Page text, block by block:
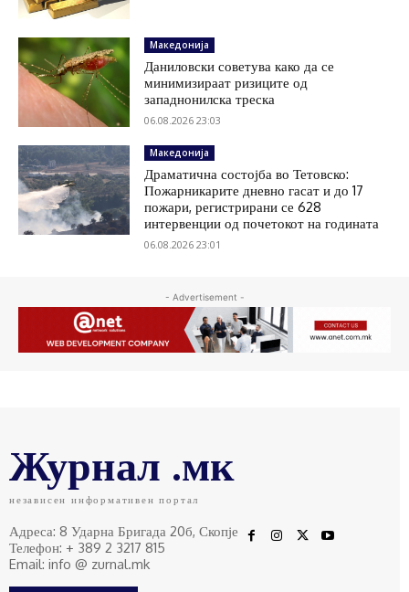
Македонија
Даниловски советува како да се
минимизираат ризиците од
западнонилска треска
06.08.2026 23:03
Македонија
Драматична состојба во Тетовско:
Пожарникарите дневно гасат и до 17
пожари, регистрирани се 628
интервенции од почетокот на годината
06.08.2026 23:01
- Advertisement -
Журнал .мк
независен информативен портал
Адреса: 8 Ударна Бригада 20б, Скопје
Телефон: + 389 2 3217 815
Email: info @ zurnal.mk